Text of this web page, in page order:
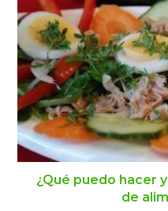
¿Qué puedo hacer
de